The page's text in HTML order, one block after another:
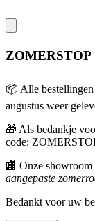
📦 Alle
augustus weer
🎁 Als bedankje
code:
🏬 Onze showroom
aangepaste
Bedankt voor uw